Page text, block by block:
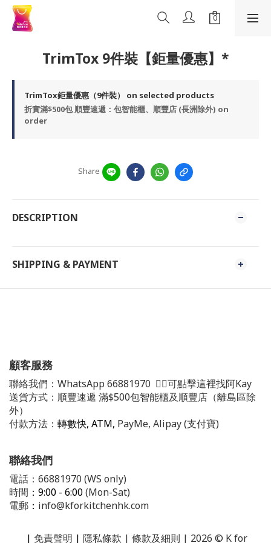
TrimTox 9件裝【鉅量優惠】*
TrimTox鉅量優惠（9件裝） on selected products
折實滿$500包 順豐速遞：包智能櫃、順豐店 (長洲除外) on
order
Share
DESCRIPTION
SHIPPING & PAYMENT
顧客服務
聯絡我們： WhatsApp 66881970 👈🏻可點擊這裡找阿Kay
送貨方式：順豐速遞 滿$500包智能櫃及順豐店（離島區除
外）
付款方法： 轉數快, ATM, PayMe, Alipay (支付寶)
聯絡我們
電話：66881970 (WS only)
時間 ：9:00 - 6:00(Mon-Sat)
電郵 ： info@kforkitchenhk.com
| 免責聲明 | 隱私條款 | 條款及細則 | 2026 © K for